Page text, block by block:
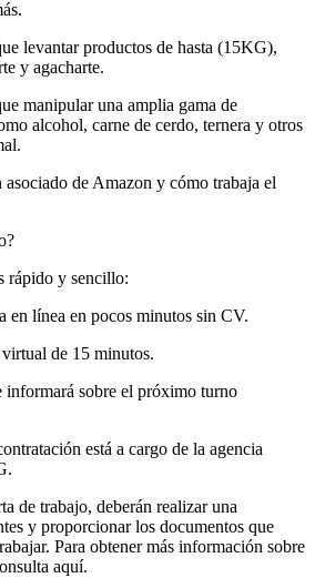
levantar productos de hasta (15KG),
y agacharte.
manipular una amplia gama de
alcohol, carne de cerdo, ternera y otros
asociado de Amazon y cómo trabaja el
rápido y sencillo:
en línea en pocos minutos sin CV.
de 15 minutos.
informará sobre el próximo turno
está a cargo de la agencia
de trabajo, deberán realizar una
y proporcionar los documentos que
Para obtener más información sobre
aquí.